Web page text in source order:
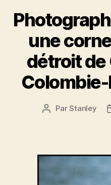
une
détroit de
Auteur
ParStanley